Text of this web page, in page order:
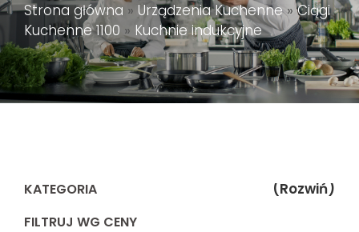
Strona główna » Urządzenia Kuchenne»Ciągi
Kuchenne 1100 » Kuchnie indukcyjne
KATEGORIA (Rozwiń)
FILTRUJ WG CENY